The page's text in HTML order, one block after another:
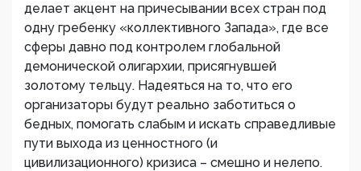
делает акцент на причесывании всех стран под
одну гребенку «коллективного Запада», где все
сферы давно под контролем глобальной
демонической олигархии, присягнувшей
золотому тельцу. Надеяться на то, что его
организаторы будут реально заботиться о
бедных, помогать слабым и искать справедливые
пути выхода из ценностного (и
цивилизационного) кризиса – смешно и нелепо.